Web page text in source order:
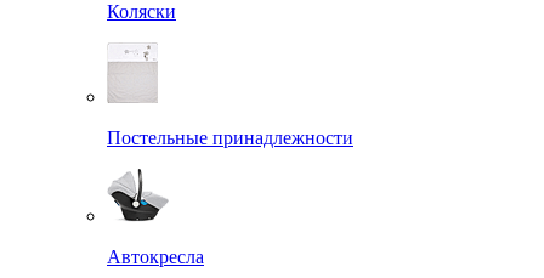
Коляски
Постельные принадлежности
Автокресла